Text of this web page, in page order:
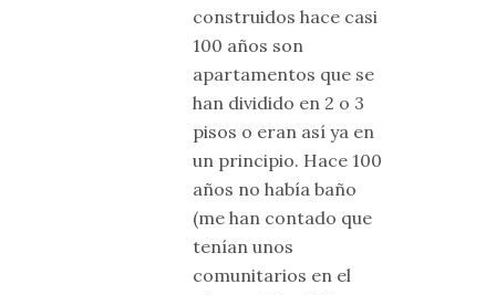
construidos hace casi
100 años son
apartamentos que se
han dividido en 2 o 3
pisos o eran así ya en
un principio. Hace 100
años no había baño
(me han contado que
tenían unos
comunitarios en el